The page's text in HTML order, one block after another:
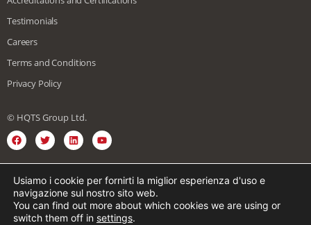
Testimonials
Careers
Terms and Conditions
Privacy Policy
© HQTS Group Ltd.
Usiamo i cookie per fornirti la miglior esperienza d'uso e
navigazione sul nostro sito web.
You can find out more about which cookies we are using or
switch them off in settings.
Inglese Spagnolo
Giapponese
Chinese
Tedesco